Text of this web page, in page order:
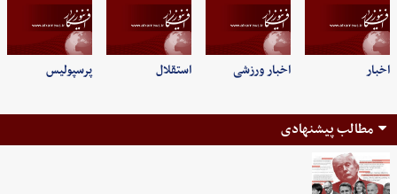
اخبار اخبار ورزشی استقلال پرسپولیس
مطالب پیشنهادی